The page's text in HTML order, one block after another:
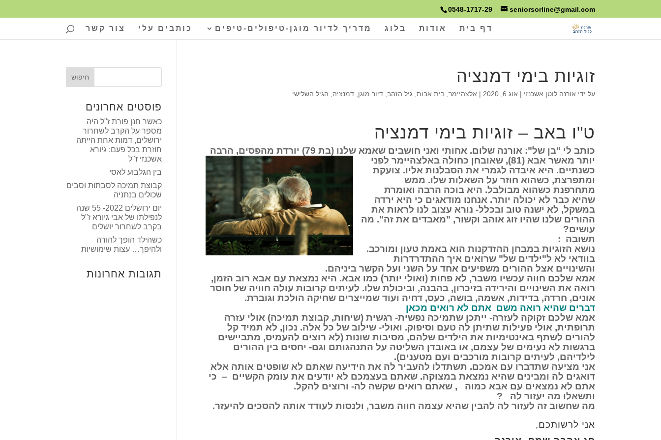
0548-1717-29 seniorsorline@gmail.com
דף בית אודות בלוג מדריך לדיור מוגן-טיפולים-טיפים כותבים עלי צור קשר
זוגיות בימי דמנציה
על ידי אורנה לוטן אשכנזי | אוג 6, 2020 | אלצהיימר בית אבות ,גיל הזהב ,דיור מוגן ,דמנציה הגיל השלישי
ט"ו באב – זוגיות בימי דמנציה
כותב לי "בן של": אורנה שלום. אחותי ואני חושבים שאמא שלנו (בת 79) יורדת מהפסים,
הרבה
יותר מאשר אבא (81), שאובחן כחולה באלצהיימר לפני
כשנתיים. היא איבדה לגמרי את הסבלנות אליו. צועקת
ומתפרצת, כשהוא חוזר על השאלות שלו. ממש
מתחרפנת כשהוא מבולבל. היא בוכה הרבה ואומרת
שהיא כבר לא יכולה יותר. אנחנו מודאגים כי היא ירדה
במשקל, לא ישנה טוב ובכלל- נורא עצוב לנו לראות את
ההורים שלנו שהיו זוג אוהב וקשור, "מאבדים את זה". מה
עושים?
תשובה :
נושא הזוגיות במבחן ההזדקנות הוא באמת טעון ומורכב.
בוודאי לא ל"ילדים של" שרואים איך ההתדרדרות
והשינויים אצל ההורים משפיעים אחד על השני ועל הקשר ביניהם.
אמא שלכם חווה עכשיו משבר, לא פחות (ואולי יותר) כמו אבא. היא נמצאת עם אבא רוב הזמן,
רואה את השינויים והירידה בזיכרון, בהבנה, וביכולת שלו. לעיתים קרובות עולה חוויה של חוסר
אונים, חרדה, בדידות, אשמה, בושה, כעס, דחיה ועוד שמייצרים שחיקה הולכת וגוברת.
דברים שהיא רואה משם אתם לא רואים מכאן
אמא שלכם זקוקה לעזרה- ייתכן שתמיכה נפשית- רגשית (שיחות, קבוצת תמיכה) אולי עזרה
תרופתית, אולי פעילות שתיתן לה טעם וסיפוק. ואולי- שילוב של כל אלה. נכון, לא תמיד קל
להורים לשתף באינטימיות את הילדים שלהם, מסיבות שונות (לא רוצים להעמיס, מתביישים
ברגשות לא נעימים של עצמם, או באובדן השליטה על התנהגותם וגם- יחסים בין ההורים
לילדיהם, לעיתים קרובות מורכבים ועם מטענים).
אני מציעה שתדברו עם אמכם. תשתדלו להעביר לה את הידיעה שאתם לא שופטים אותה אלא
דואגים לה ומבינים שהיא נמצאת במצוקה. שאתם בעצמכם לא יודעים את עומק הקשיים – כי
אתם לא נמצאים עם אבא כמוה , שאתם רואים שקשה לה- ורוצים להקל.
ותשאלו מה יעזור לה ?
מה שחשוב זה לעזור לה להבין שהיא עצמה חווה משבר, ולנסות לעודד אותה להסכים להיעזר.
אני לרשותכם,
פוסטים אחרונים
כאשר חנן פורת ז"ל היה
מספר על הקרב לשחרור
ירושלים, דמות אחת הייתה
חוזרת בכל פעם: גיורא
אשכנזי ז"ל
בין הגלבוע לאסי
קבוצת תמיכה לסבתות וסבים
שכולים בנתניה
יום ירושלים 2022- 55 שנה
לנפילתו של אבי גיורא ז"ל
בקרב לשחרור יושלים
כשהילד הופך להורה
ולהיפך… עצות שימושיות
תגובות אחרונות